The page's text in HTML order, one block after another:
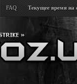
FAQ Текущее время на